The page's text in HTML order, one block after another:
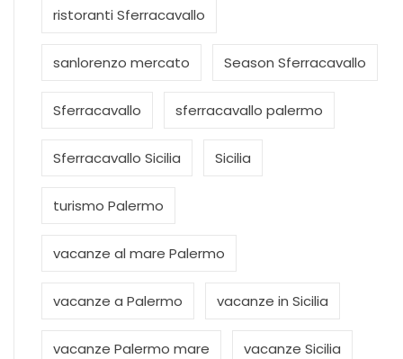
ristoranti Sferracavallo
sanlorenzo mercato Season Sferracavallo
Sferracavallo sferracavallo palermo
Sferracavallo Sicilia Sicilia
turismo Palermo
vacanze al mare Palermo
vacanze a Palermo vacanze in Sicilia
vacanze Palermo mare vacanze Sicilia